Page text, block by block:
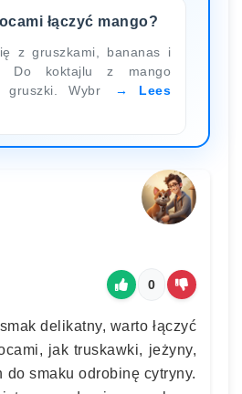
łączyć mango?
z gruszkami, bananas i
Do koktajlu z mango
gruszki. Wybr
Lees
0
delikatny, warto łączyć
jak truskawki, jeżyny,
do smaku odrobinę cytryny.